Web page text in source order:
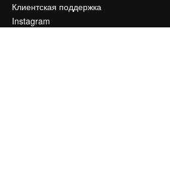
Клиентская поддержка
Instagram